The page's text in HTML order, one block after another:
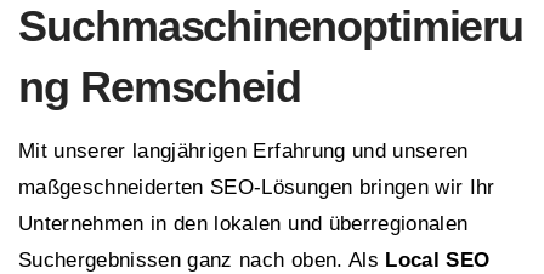
Suchmaschinenoptimieru
ng Remscheid
Mit unserer langjährigen Erfahrung und unseren
maßgeschneiderten SEO-Lösungen bringen wir Ihr
Unternehmen in den lokalen und überregionalen
Suchergebnissen ganz nach oben. Als Local SEO